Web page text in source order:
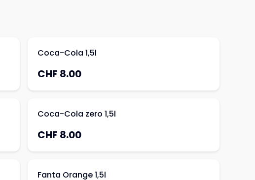
Coca-Cola 1,5l
CHF 8.00
Coca-Cola zero 1,5l
CHF 8.00
Fanta Orange 1,5l